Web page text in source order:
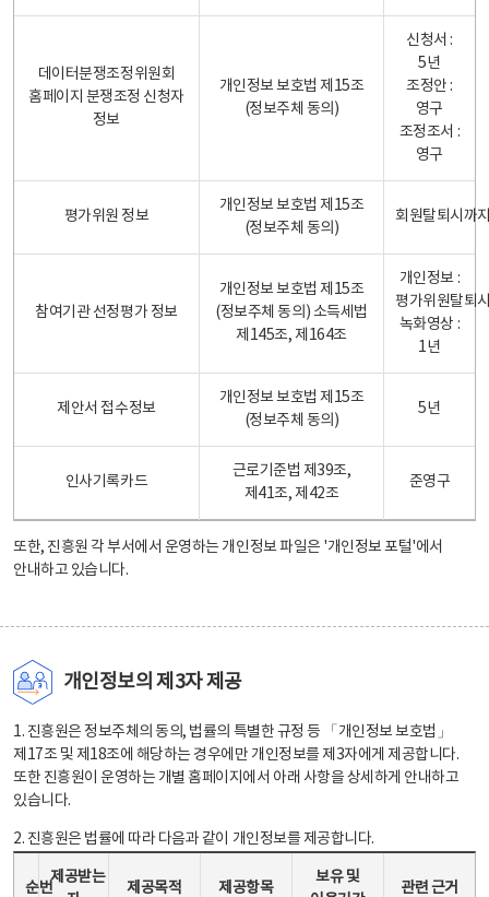
데이터분쟁조정위원회
홈페이지 분쟁조정 신청자
정보
개인정보 보호법 제15조
(정보주체 동의)
신청서 :
5년
조정안 :
영구
조정조서 :
영구
평가위원 정보
개인정보 보호법 제15조
(정보주체 동의)
회원탈퇴시까
참여기관 선정평가 정보
개인정보 보호법 제15조
(정보주체 동의) 소득세법
제145조, 제164조
개인정보 :
평가위원탈퇴
녹화영상 :
1년
제안서 접수정보
개인정보 보호법 제15조
(정보주체 동의)
5년
인사기록카드
근로기준법 제39조,
제41조, 제42조
준영구
또한, 진흥원 각 부서에서 운영하는 개인정보 파일은 '개인정보 포털'에서
안내하고 있습니다.
개인정보의 제3자 제공
1. 진흥원은 정보주체의 동의, 법률의 특별한 규정 등 「개인정보 보호법」
제17조 및 제18조에 해당하는 경우에만 개인정보를 제3자에게 제공합니다.
또한 진흥원이 운영하는 개별 홈페이지에서 아래 사항을 상세하게 안내하고
있습니다.
2. 진흥원은 법률에 따라 다음과 같이 개인정보를 제공합니다.
순번
제공받는
제공목적 제공항목
보유 및
관련 근거